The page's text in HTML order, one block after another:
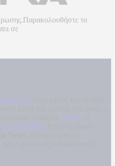
το
σε
Kontra
Kontra News